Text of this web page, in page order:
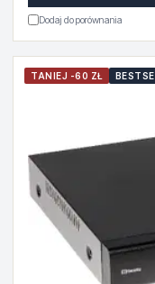
Dodaj do porównania
TANIEJ -60 ZŁ